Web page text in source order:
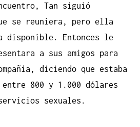
Tan siguió
se reuniera, pero ella
disponible. Entonces le
a sus amigos para
diciendo que estaba
800 y 1.000 dólares
sexuales.